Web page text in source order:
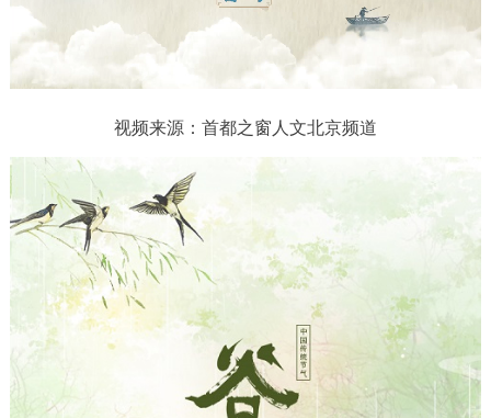
决策公开 专题公开
便民服务 利企服务 投资项目
中介服务 阳光政务
政民互动
我要咨询 我要建议
放
视
频
视频来源：首都之窗人文北京频道